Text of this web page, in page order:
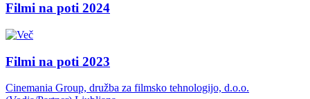
Filmi na poti 2024
Filmi na poti 2023
Cinemania Group, družba za filmsko tehnologijo, d.o.o.